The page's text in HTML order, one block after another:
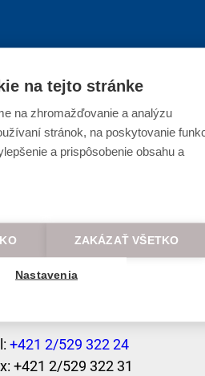
my consent to the
+421 2/529 322 26
+421 2/529 322 26
mail:travel@lod.sk
+421 2/529 322 24
+421 2/529 322 31
na tejto stránke
na zhromažďovanie a analýzu
stránok, na poskytovanie
a prispôsobenie obsahu a
ZAKÁZAŤ VŠETKO
Nastavenia